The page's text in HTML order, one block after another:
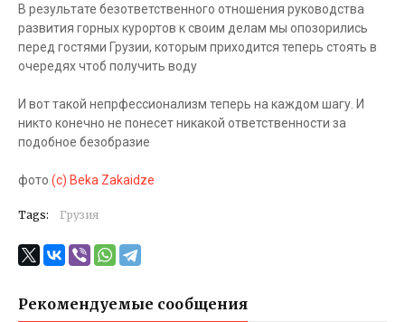
В результате безответственного отношения руководства
развития горных курортов к своим делам мы опозорились
перед гостями Грузии, которым приходится теперь стоять в
очередях чтоб получить воду
И вот такой непрфессионализм теперь на каждом шагу. И
никто конечно не понесет никакой ответственности за
подобное безобразие
фото (с) Beka Zakaidze
Tags: Грузия
Рекомендуемые сообщения